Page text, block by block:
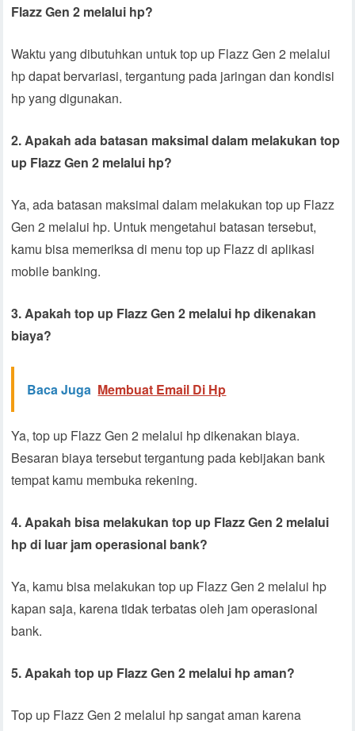
Flazz Gen 2 melalui hp?
Waktu yang dibutuhkan untuk top up Flazz Gen 2 melalui
hp dapat bervariasi, tergantung pada jaringan dan kondisi
hp yang digunakan.
2. Apakah ada batasan maksimal dalam melakukan top
up Flazz Gen 2 melalui hp?
Ya, ada batasan maksimal dalam melakukan top up Flazz
Gen 2 melalui hp. Untuk mengetahui batasan tersebut,
kamu bisa memeriksa di menu top up Flazz di aplikasi
mobile banking.
3. Apakah top up Flazz Gen 2 melalui hp dikenakan
biaya?
Baca Juga Membuat Email Di Hp
Ya, top up Flazz Gen 2 melalui hp dikenakan biaya.
Besaran biaya tersebut tergantung pada kebijakan bank
tempat kamu membuka rekening.
4. Apakah bisa melakukan top up Flazz Gen 2 melalui
hp di luar jam operasional bank?
Ya, kamu bisa melakukan top up Flazz Gen 2 melalui hp
kapan saja, karena tidak terbatas oleh jam operasional
bank.
5. Apakah top up Flazz Gen 2 melalui hp aman?
Top up Flazz Gen 2 melalui hp sangat aman karena